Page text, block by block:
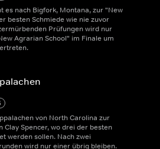
es nach Bigfork, Montana, zur "New
besten Schmiede wie nie zuvor
Prüfungen wird nur
Agrarian School" im Finale um
von North Carolina zur
Spencer, wo drei der besten
werden sollen. Nach zwei
wird nur einer übrig bleiben.